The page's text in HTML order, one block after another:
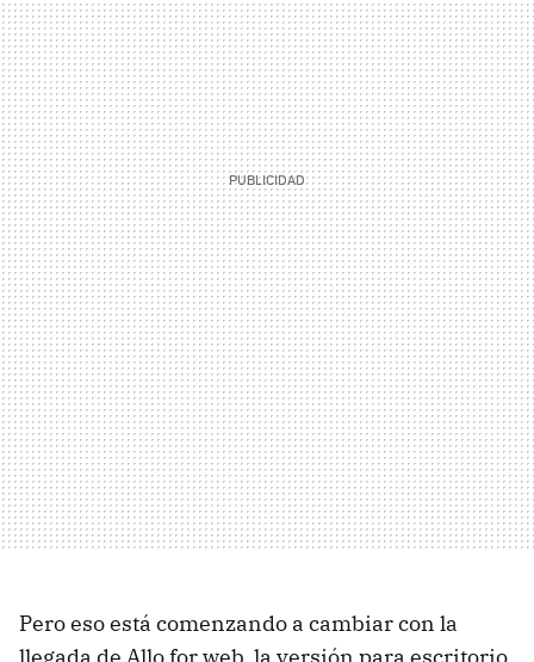
Pero eso está comenzando a cambiar con la